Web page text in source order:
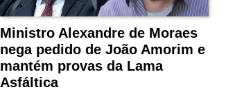
Ministro Alexandre de Moraes
nega pedido de João Amorim e
mantém provas da Lama
Asfáltica